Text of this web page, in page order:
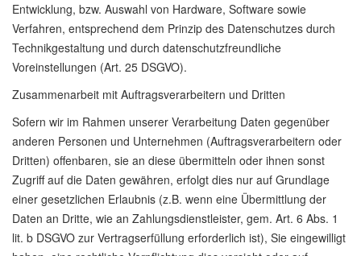
Entwicklung, bzw. Auswahl von Hardware, Software sowie
Verfahren, entsprechend dem Prinzip des Datenschutzes durch
Technikgestaltung und durch datenschutzfreundliche
Voreinstellungen (Art. 25 DSGVO).
Zusammenarbeit mit Auftragsverarbeitern und Dritten
Sofern wir im Rahmen unserer Verarbeitung Daten gegenüber
anderen Personen und Unternehmen (Auftragsverarbeitern oder
Dritten) offenbaren, sie an diese übermitteln oder ihnen sonst
Zugriff auf die Daten gewähren, erfolgt dies nur auf Grundlage
einer gesetzlichen Erlaubnis (z.B. wenn eine Übermittlung der
Daten an Dritte, wie an Zahlungsdienstleister, gem. Art. 6 Abs. 1
lit. b DSGVO zur Vertragserfüllung erforderlich ist), Sie eingewilligt